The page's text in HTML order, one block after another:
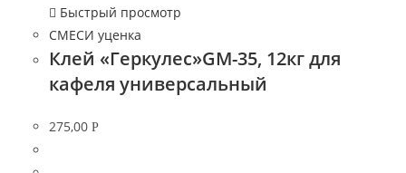
Быстрый просмотр
СМЕСИ уценка
Клей «Геркулес»GM-35, 12кг для
кафеля универсальный
275,00 Р